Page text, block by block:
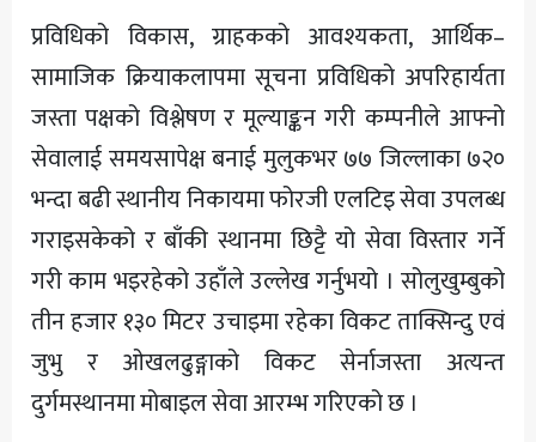
प्रविधिको विकास, ग्राहकको आवश्यकता, आर्थिक–
सामाजिक क्रियाकलापमा सूचना प्रविधिको अपरिहार्यता
जस्ता पक्षको विश्लेषण र मूल्याङ्कन गरी कम्पनीले आफ्नो
सेवालाई समयसापेक्ष बनाई मुलुकभर ७७ जिल्लाका ७२०
भन्दा बढी स्थानीय निकायमा फोरजी एलटिइ सेवा उपलब्ध
गराइसकेको र बाँकी स्थानमा छिट्टै यो सेवा विस्तार गर्ने
गरी काम भइरहेको उहाँले उल्लेख गर्नुभयो । सोलुखुम्बुको
तीन हजार १३० मिटर उचाइमा रहेका विकट ताक्सिन्दु एवं
जुभु र ओखलढुङ्गाको विकट सेर्नाजस्ता अत्यन्त
दुर्गमस्थानमा मोबाइल सेवा आरम्भ गरिएको छ ।